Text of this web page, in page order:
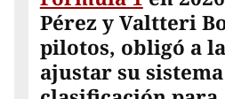
Pérez y Valtteri
pilotos, obligó a
ajustar su